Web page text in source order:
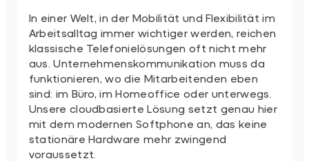
In einer Welt, in der Mobilität und Flexibilität im
Arbeitsalltag immer wichtiger werden, reichen
klassische Telefonielösungen oft nicht mehr
aus. Unternehmenskommunikation muss da
funktionieren, wo die Mitarbeitenden eben
sind: im Büro, im Homeoffice oder unterwegs.
Unsere cloudbasierte Lösung setzt genau hier
mit dem modernen Softphone an, das keine
stationäre Hardware mehr zwingend
voraussetzt.